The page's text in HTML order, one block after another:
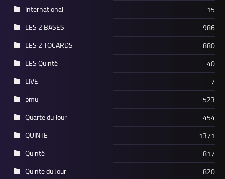
International
15
LES 2 BASES
986
LES 2 TOCARDS
880
LES Quinté
40
LIVE
7
pmu
523
Quarte du Jour
454
QUINTE
1371
Quinté
817
Quinte du Jour
820